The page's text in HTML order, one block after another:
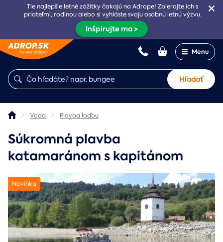
Tie najlepšie letné zážitky čakajú na Adrope! Zbierajte ich s
priateľmi, rodinou alebo si vyhláste svoju osobnú letnú výzvu.
Inšpirujte ma >
Menu
Hľadať
Voda Plavba loďou
Súkromná plavba
katamaránom s kapitánom
Novinka